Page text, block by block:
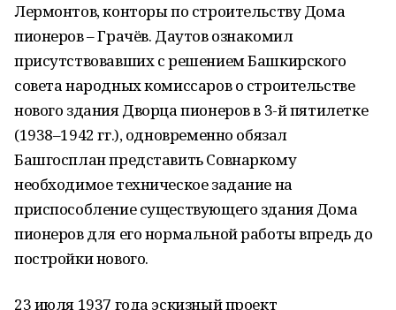
Лермонтов, конторы по строительству Дома
пионеров – Грачёв. Даутов ознакомил
присутствовавших с решением Башкирского
совета народных комиссаров о строительстве
нового здания Дворца пионеров в 3-й пятилетке
(1938–1942 гг.), одновременно обязал
Башгосплан представить Совнаркому
необходимое техническое задание на
приспособление существующего здания Дома
пионеров для его нормальной работы впредь до
постройки нового.
23 июля 1937 года эскизный проект